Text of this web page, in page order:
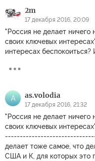
2m
17 декабря 2016, 20:09
"Россия не делает ничего
своих ключевых
интересах беспокоиться?
A as.volodia
17 декабря 2016, 21:32
"Россия не делает ничего
своих ключевых
---------------------------------
делает тоже самое, что
США и К, для которых это